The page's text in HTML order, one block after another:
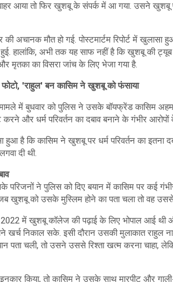
आया तो फिर खुशबू के संपर्क में आ गया. उसने खुशबू
अचानक मौत हो गई. पोस्टमार्टम रिपोर्ट में
हालांकि, अभी तक यह साफ नहीं है कि खुशबू की
मृतका का विसरा जांच के लिए भेजा गया है.
'राहुल' बन कासिम ने खुशबू को फंसाया
में बुधवार को पुलिस ने उसके बॉयफ्रेंड कासिम अहमद
और धर्म परिवर्तन का दबाव बनाने के गंभीर
है कि कासिम ने खुशबू पर धर्म परिवर्तन का इतना
दी थी.
ने पुलिस को दिए बयान में कासिम पर कई
खुशबू को उसके मुस्लिम होने का पता चला तो वह उससे
में खुशबू कॉलेज की पढ़ाई के लिए भोपाल आई थी
खर्च निकाल सके. इसी दौरान उसकी मुलाकात
चली, तो उसने उससे रिश्ता खत्म करना चाहा,
किया, तो कासिम ने उसके साथ मारपीट और